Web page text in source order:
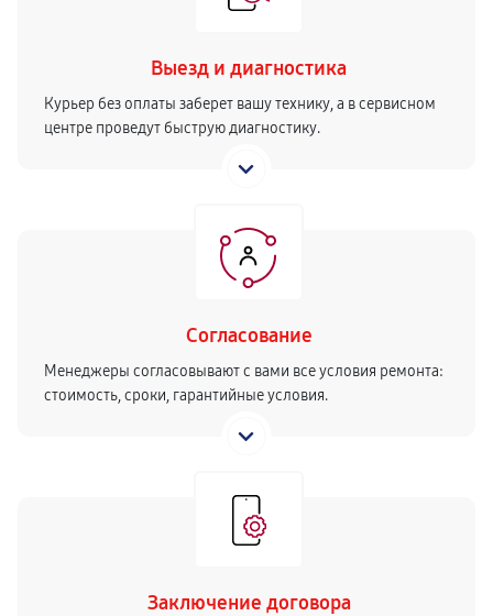
Выезд и диагностика
Курьер без оплаты заберет вашу технику, а в сервисном
центре проведут быструю диагностику.
Согласование
Менеджеры согласовывают с вами все условия ремонта:
стоимость, сроки, гарантийные условия.
Заключение договора